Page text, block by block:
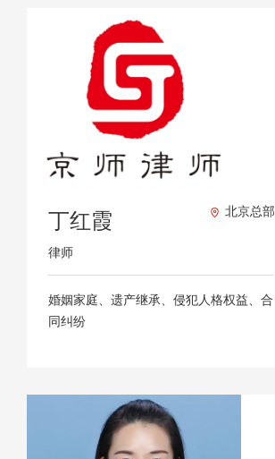
丁红霞
律师
北京总部
婚姻家庭、遗产继承、侵犯人格权益、合
同纠纷